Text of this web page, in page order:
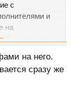
с
и
на
просто
на него.
сразу же